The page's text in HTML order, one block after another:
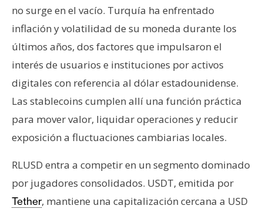
t
o
y
P
b
l
i
c
d
a
d
no surge en el vacío. Turquía ha enfrentado
inflación y volatilidad de su moneda durante los
últimos años, dos factores que impulsaron el
interés de usuarios e instituciones por activos
digitales con referencia al dólar estadounidense.
Las stablecoins cumplen allí una función práctica
para mover valor, liquidar operaciones y reducir
exposición a fluctuaciones cambiarias locales.
RLUSD entra a competir en un segmento dominado
por jugadores consolidados. USDT, emitida por
Tether, mantiene una capitalización cercana a USD